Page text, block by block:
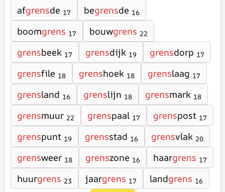
afgrensde 17 begrensde 16
boomgrens 17 bouwgrens 22
grensbeek 17 grensdijk 19 grensdorp 17
grensfile 18 grenshoek 18 grenslaag 17
grensland 16 grenslijn 18 grensmark 18
grensmuur 22 grenspaal 17 grenspost 17
grenspunt 19 grensstad 16 grensvlak 20
grensweer 18 grenszone 16 haargrens 17
huurgrens 23 jaargrens 17 landgrens 16